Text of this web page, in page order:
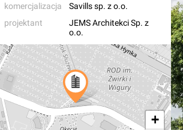
komercjalizacja
Savills sp. z o.o.
projektant
JEMS Architekci Sp. z
o.o.
+